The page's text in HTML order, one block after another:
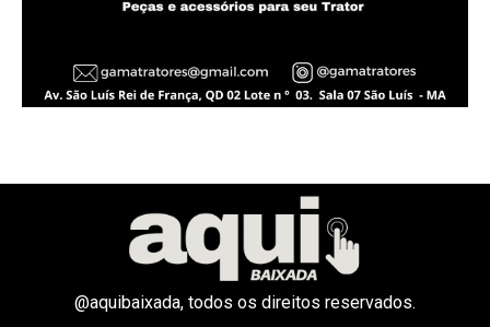
@aquibaixada, todos os direitos reservados.